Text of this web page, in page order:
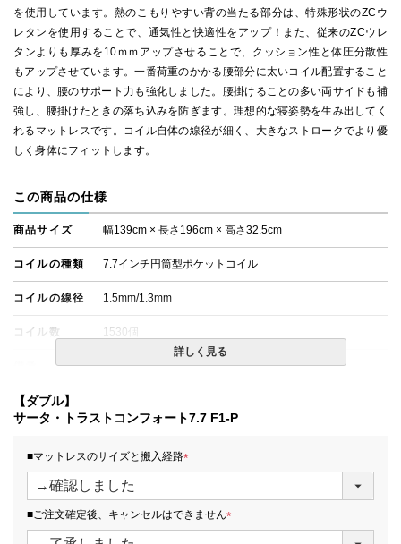
を使用しています。熱のこもりやすい背の当たる部分は、特殊形状のZCウ
レタンを使用することで、通気性と快適性をアップ！また、従来のZCウレ
タンよりも厚みを10ｍｍアップさせることで、クッション性と体圧分散性
もアップさせています。一番荷重のかかる腰部分に太いコイル配置すること
により、腰のサポート力も強化しました。腰掛けることの多い両サイドも補
強し、腰掛けたときの落ち込みを防ぎます。理想的な寝姿勢を生み出してく
れるマットレスです。コイル自体の線径が細く、大きなストロークでより優
しく身体にフィットします。
この商品の仕様
商品サイズ 幅139cm × 長さ196cm × 高さ32.5cm
コイルの種類 7.7インチ円筒型ポケットコイル
コイルの線径 1.5mm/1.3mm
コイル数 1530個
・価格はマットレス単体購入の金額です。
発生する場合がございます。また、発送予定も変更になる
場合があります。
詳しく見る
【ダブル】
サータ・トラストコンフォート7.7 F1-P
■マットレスのサイズと搬入経路
(
)
■ご注文確定後、キャンセルはできません
(